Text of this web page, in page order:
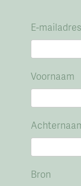
E-mailadres
Voornaam
Bron